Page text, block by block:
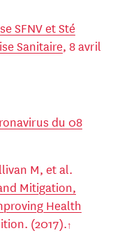
SFNV et Sté
Sanitaire, 8 avril
du 08
M, et al.
Mitigation,
Health
(2017).